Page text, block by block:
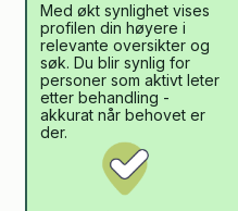
Med økt synlighet vises
profilen din høyere i
relevante oversikter og
søk. Du blir synlig for
personer som aktivt leter
etter behandling -
akkurat når behovet er
der.